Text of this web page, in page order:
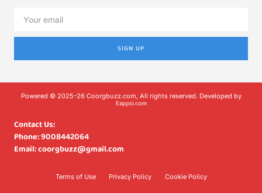
SIGN UP
Powered © 2025-26 Coorgbuzz.com, All rights reserved. Developed by
Eappsi.com
Contact Us:
Phone: 9008442064
Email: coorgbuzz@gmail.com
Terms of Use Privacy Policy Cookie Policy